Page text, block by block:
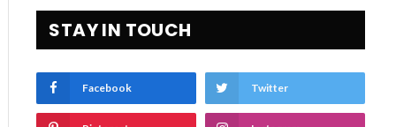
STAY IN TOUCH
Facebook Twitter